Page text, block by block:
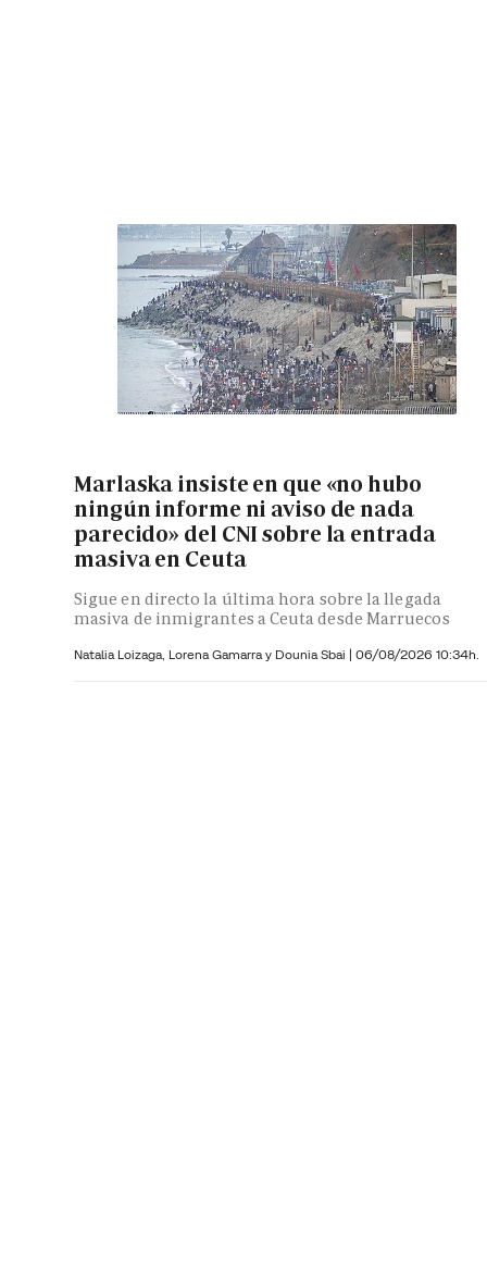
Marlaska insiste en que «no hubo
ningún informe ni aviso de nada
parecido» del CNI sobre la entrada
masiva en Ceuta
Sigue en directo la última hora sobre la llegada
masiva de inmigrantes a Ceuta desde Marruecos
Natalia Loizaga, Lorena Gamarra y Dounia Sbai | 06/08/2026 10:34h.